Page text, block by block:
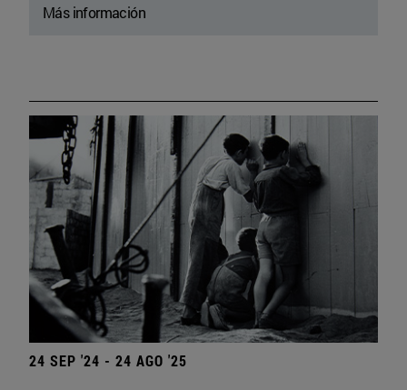
Más información
24 SEP '24 - 24 AGO '25